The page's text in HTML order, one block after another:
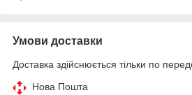
Умови доставки
Доставка здійснюється тільки по
Нова Пошта